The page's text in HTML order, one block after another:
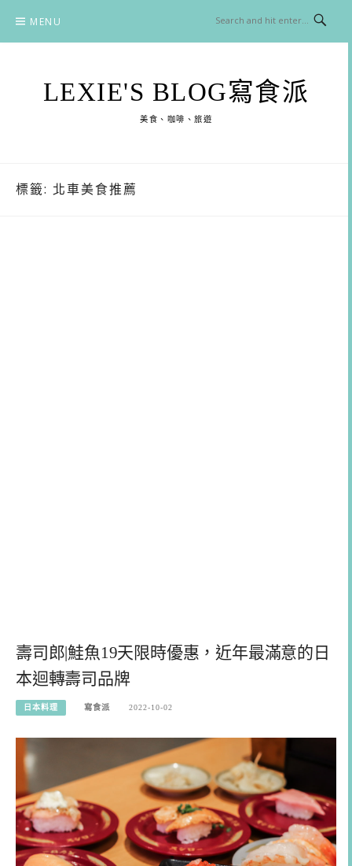
content
MENU
LEXIE'S BLOG寫食派
美食、咖啡、旅遊
標籤: 北車美食推薦
壽司郎|鮭魚19天限時優惠，近年最滿意的日
本迴轉壽司品牌
日本料理 寫食派 2022-10-02